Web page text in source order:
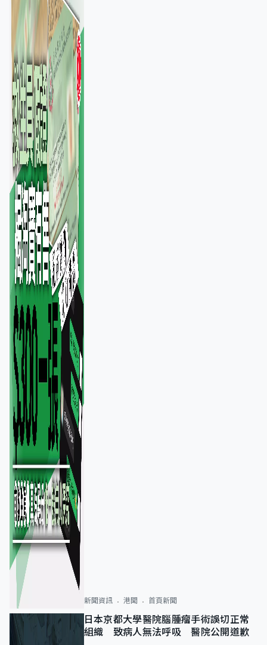
新聞資訊 港聞 首頁新聞
日本京都大學醫院腦腫瘤手術誤切正常
組織 致病人無法呼吸 醫院公開道歉